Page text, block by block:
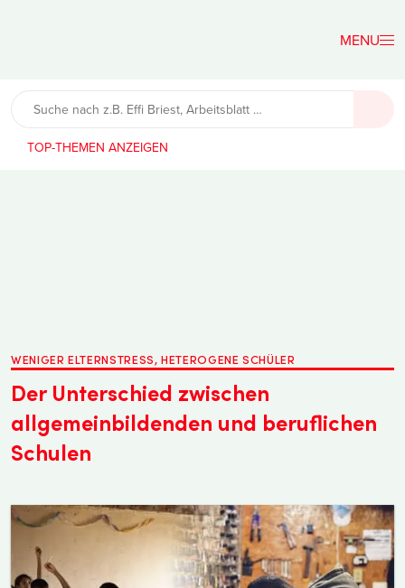
Lehrerfreund
TOP-THEMEN
WENIGER ELTERNSTRESS, HETEROGENE SCHÜLER
Der Unterschied zwischen
allgemeinbildenden und beruflichen
Schulen